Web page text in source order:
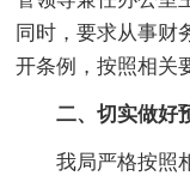
同时，要求从事财
开条例，按照相关
二、切实做好
我局严格按照相